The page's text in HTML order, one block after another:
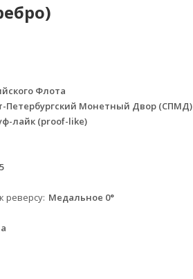
Флота
Петербургский Монетный Двор (СПМД)
лайк (proof-like)
реверсу Медальное 0°